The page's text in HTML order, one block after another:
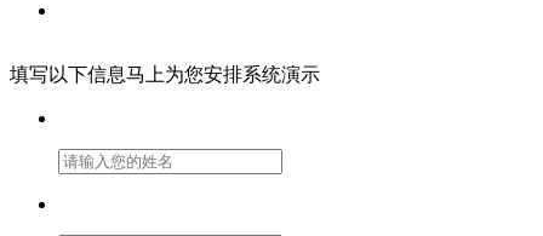
填写以下信息马上为您安排系统演示